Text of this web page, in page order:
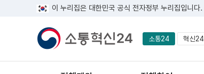
이 누리집은 대한민국 공식 전자정부 누리집입니다.
소통24 혁신24